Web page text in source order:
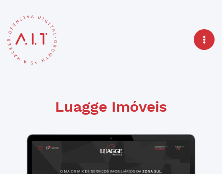
Luagge Imóveis